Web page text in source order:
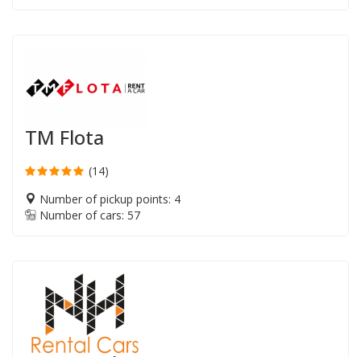
TM Flota
(14)
Number of pickup points: 4
Number of cars: 57